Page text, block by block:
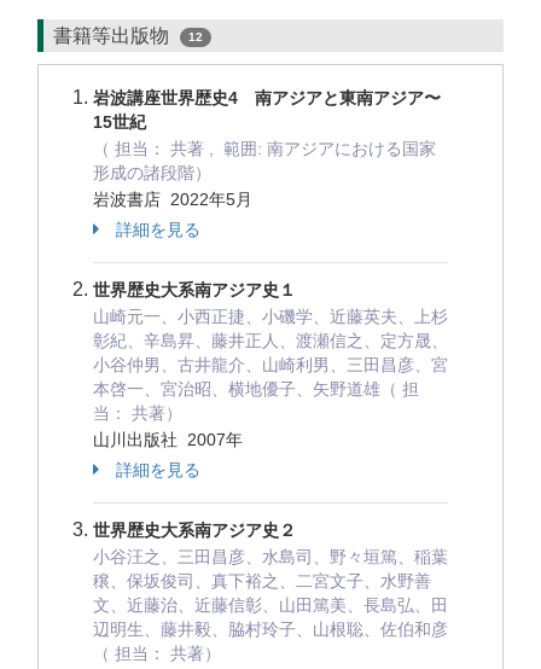
書籍等出版物 12
岩波講座世界歴史4 南アジアと東南アジア〜
15世紀
（ 担当： 共著 , 範囲: 南アジアにおける国家
形成の諸段階）
岩波書店 2022年5月
詳細を見る
世界歴史大系南アジア史１
山崎元一、小西正捷、小磯学、近藤英夫、上杉
彰紀、辛島昇、藤井正人、渡瀬信之、定方晟、
小谷仲男、古井龍介、山崎利男、三田昌彦、宮
本啓一、宮治昭、横地優子、矢野道雄（ 担
当： 共著）
山川出版社 2007年
詳細を見る
世界歴史大系南アジア史２
小谷汪之、三田昌彦、水島司、野々垣篤、稲葉
穣、保坂俊司、真下裕之、二宮文子、水野善
文、近藤治、近藤信彰、山田篤美、長島弘、田
辺明生、藤井毅、脇村玲子、山根聡、佐伯和彦
（ 担当： 共著）